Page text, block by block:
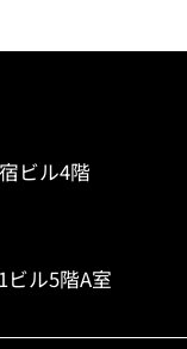
ビル4階
ル5階A室